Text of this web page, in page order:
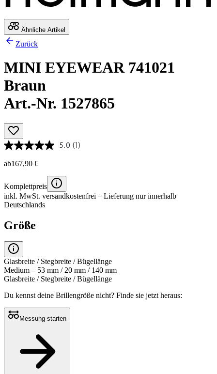
Ähnliche Artikel
Zurück
MINI EYEWEAR 741021
Braun
Art.-Nr. 1527865
5.0 (1)
ab167,90 €
Komplettpreis
inkl. MwSt. versandkostenfrei – Lieferung nur innerhalb
Deutschlands
Größe
Glasbreite / Stegbreite / Bügellänge
Medium – 53 mm / 20 mm / 140 mm
Glasbreite / Stegbreite / Bügellänge
Du kennst deine Brillengröße nicht? Finde sie jetzt heraus:
Messung starten